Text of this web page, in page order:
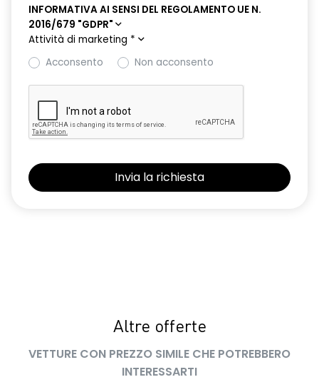
INFORMATIVA AI SENSI DEL REGOLAMENTO UE N.
2016/679 "GDPR"
Attività di marketing *
Acconsento
Non acconsento
Altre offerte
VETTURE CON PREZZO SIMILE CHE POTREBBERO
INTERESSARTI